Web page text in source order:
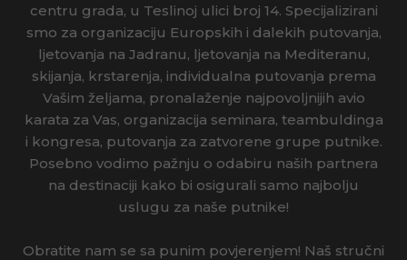
centru grada, u Teslinoj ulici broj 14. Specijalizirani
smo za organizaciju Europskih i dalekih putovanja,
ljetovanja na Jadranu, ljetovanja na Mediteranu,
skijanja, krstarenja, individualna putovanja prema
Vašim željama, pronalaženje najpovoljnijih avio
karata za Vas, organizacija seminara, teambuldinga
i kongresa, putovanja za zatvorene grupe putnike.
Posebno vodimo pažnju o odabiru naših partnera
na destinaciji kako bi osigurali samo najbolju
uslugu za naše putnike!
Obratite nam se sa punim povjerenjem! Naš stručni